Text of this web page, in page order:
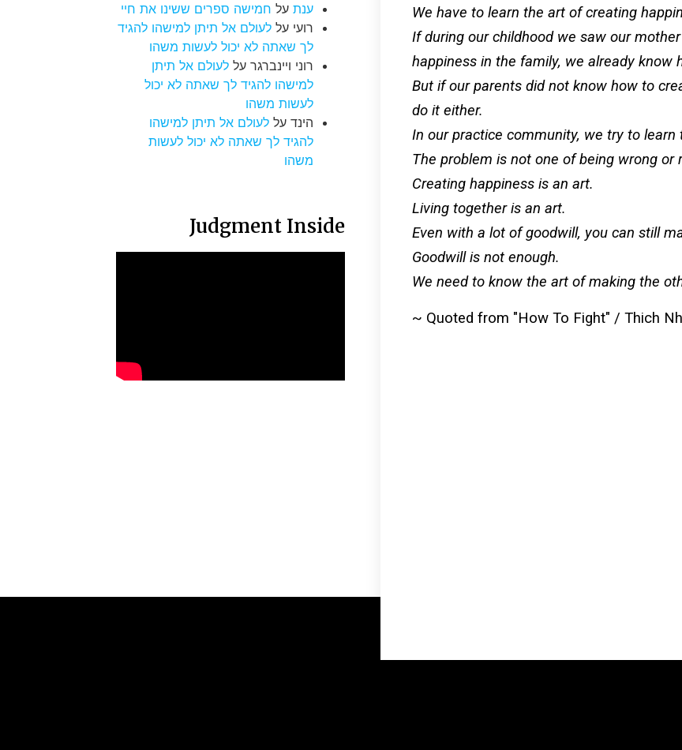
We have to learn the art of creating
If during our childhood we saw our
happiness in the family, we already know
But if our parents did not know how to
do it either.
In our practice community, we try to
The problem is not one of being wrong
Creating happiness is an art.
Living together is an art.
Even with a lot of goodwill, you can still
Goodwill is not enough.
We need to know the art of making the
~ Quoted from "How To Fight" / Thich
ענתעל חמישה ספרים ששינו את חיי
רועי על לעולם אל תיתן למישהו להגיד
לך שאתה לא יכול לעשות משהו
רוני ויינברגרעל לעולם אל תיתן
למישהו להגיד לך שאתה לא יכול
לעשות משהו
הינדעל לעולם אל תיתן למישהו
להגיד לך שאתה לא יכול לעשות
משהו
Judgment Inside